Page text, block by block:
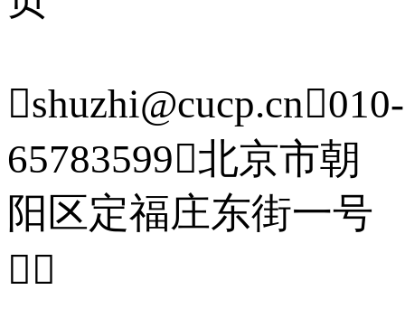
shuzhi@cucp.cn010-
65783599北京市朝
阳区定福庄东街一号
